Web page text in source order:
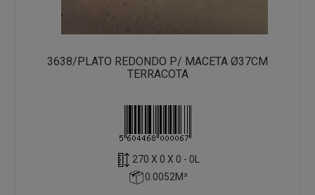
3638/PLATO REDONDO P/ MACETA Ø37CM
TERRACOTA
270 X 0 X 0 - 0L
0.0052M³